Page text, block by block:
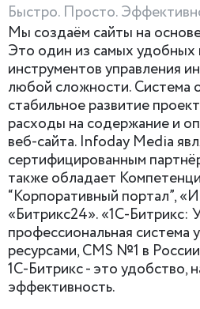
Быстро. Просто.
Мы создаём сайты на
Это один из самых удобных
инструментов управления
любой сложности. Система
стабильное развитие
расходы на содержание и
веб-сайта. Infoday Media
сертифицированным
также обладает
“Корпоративный портал”,
«Битрикс24». «1С-Битрикс:
профессиональная система
ресурсами, CMS №1 в
1С-Битрикс - это удобство,
эффективность.